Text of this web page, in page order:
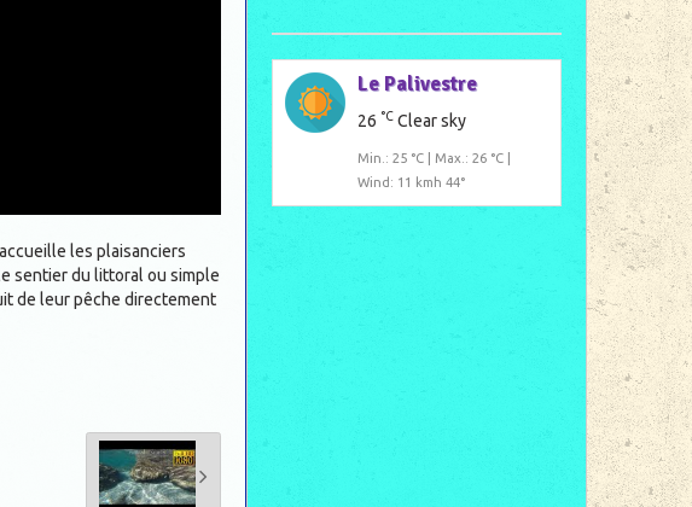
les plaisanciers
sentier du littoral ou simple
de leur pêche directement
Le Palivestre
26 °C Clear sky
Min.: 25 °C | Max.: 26 °C |
Wind: 11 kmh 44°